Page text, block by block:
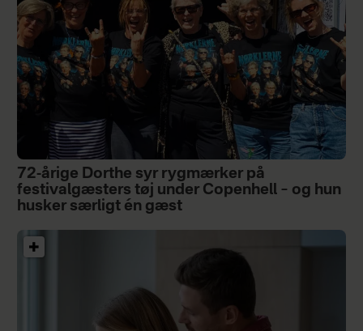
72-årige Dorthe syr rygmærker på
festivalgæsters tøj under Copenhell – og hun
husker særligt én gæst